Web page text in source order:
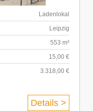
Ladenlokal
Leipzig
553 m²
15,00 €
3.318,00 €
Details >